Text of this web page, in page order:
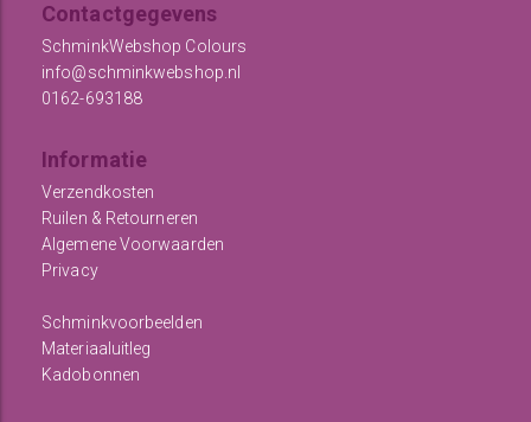
Contactgegevens
SchminkWebshop Colours
info@schminkwebshop.nl
0162-693188
Informatie
Verzendkosten
Ruilen & Retourneren
Algemene Voorwaarden
Privacy
Schminkvoorbeelden
Materiaaluitleg
Kadobonnen